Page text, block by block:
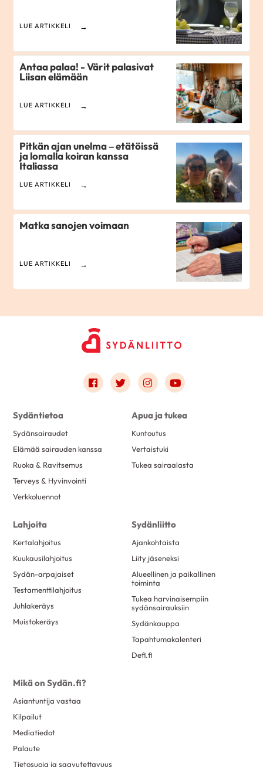
LUE ARTIKKELI
Antaa palaa! - Värit palasivat
Liisan elämään
LUE ARTIKKELI
Pitkän ajan unelma – etätöissä
ja lomalla koiran kanssa
Italiassa
LUE ARTIKKELI
Matka sanojen voimaan
LUE ARTIKKELI
Link to facebook
Link to twitter
Link to instagram
Link to youtube
Sydäntietoa
Sydänsairaudet
Elämää sairauden kanssa
Ruoka & Ravitsemus
Terveys & Hyvinvointi
Verkkoluennot
Apua ja tukea
Kuntoutus
Vertaistuki
Tukea sairaalasta
Lahjoita
Kertalahjoitus
Kuukausilahjoitus
Sydän-arpajaiset
Testamenttilahjoitus
Juhlakeräys
Muistokeräys
Sydänliitto
Ajankohtaista
Liity jäseneksi
Alueellinen ja paikallinen
toiminta
Tukea harvinaisempiin
sydänsairauksiin
Sydänkauppa
Tapahtumakalenteri
Defi.fi
Mikä on Sydän.fi?
Asiantuntija vastaa
Kilpailut
Mediatiedot
Palaute
Tietosuoja ja saavutettavuus